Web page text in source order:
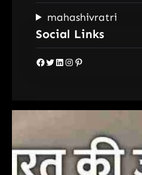
mahashivratri
Social Links
Facebook Twitter LinkedIn Instagram Pinterest